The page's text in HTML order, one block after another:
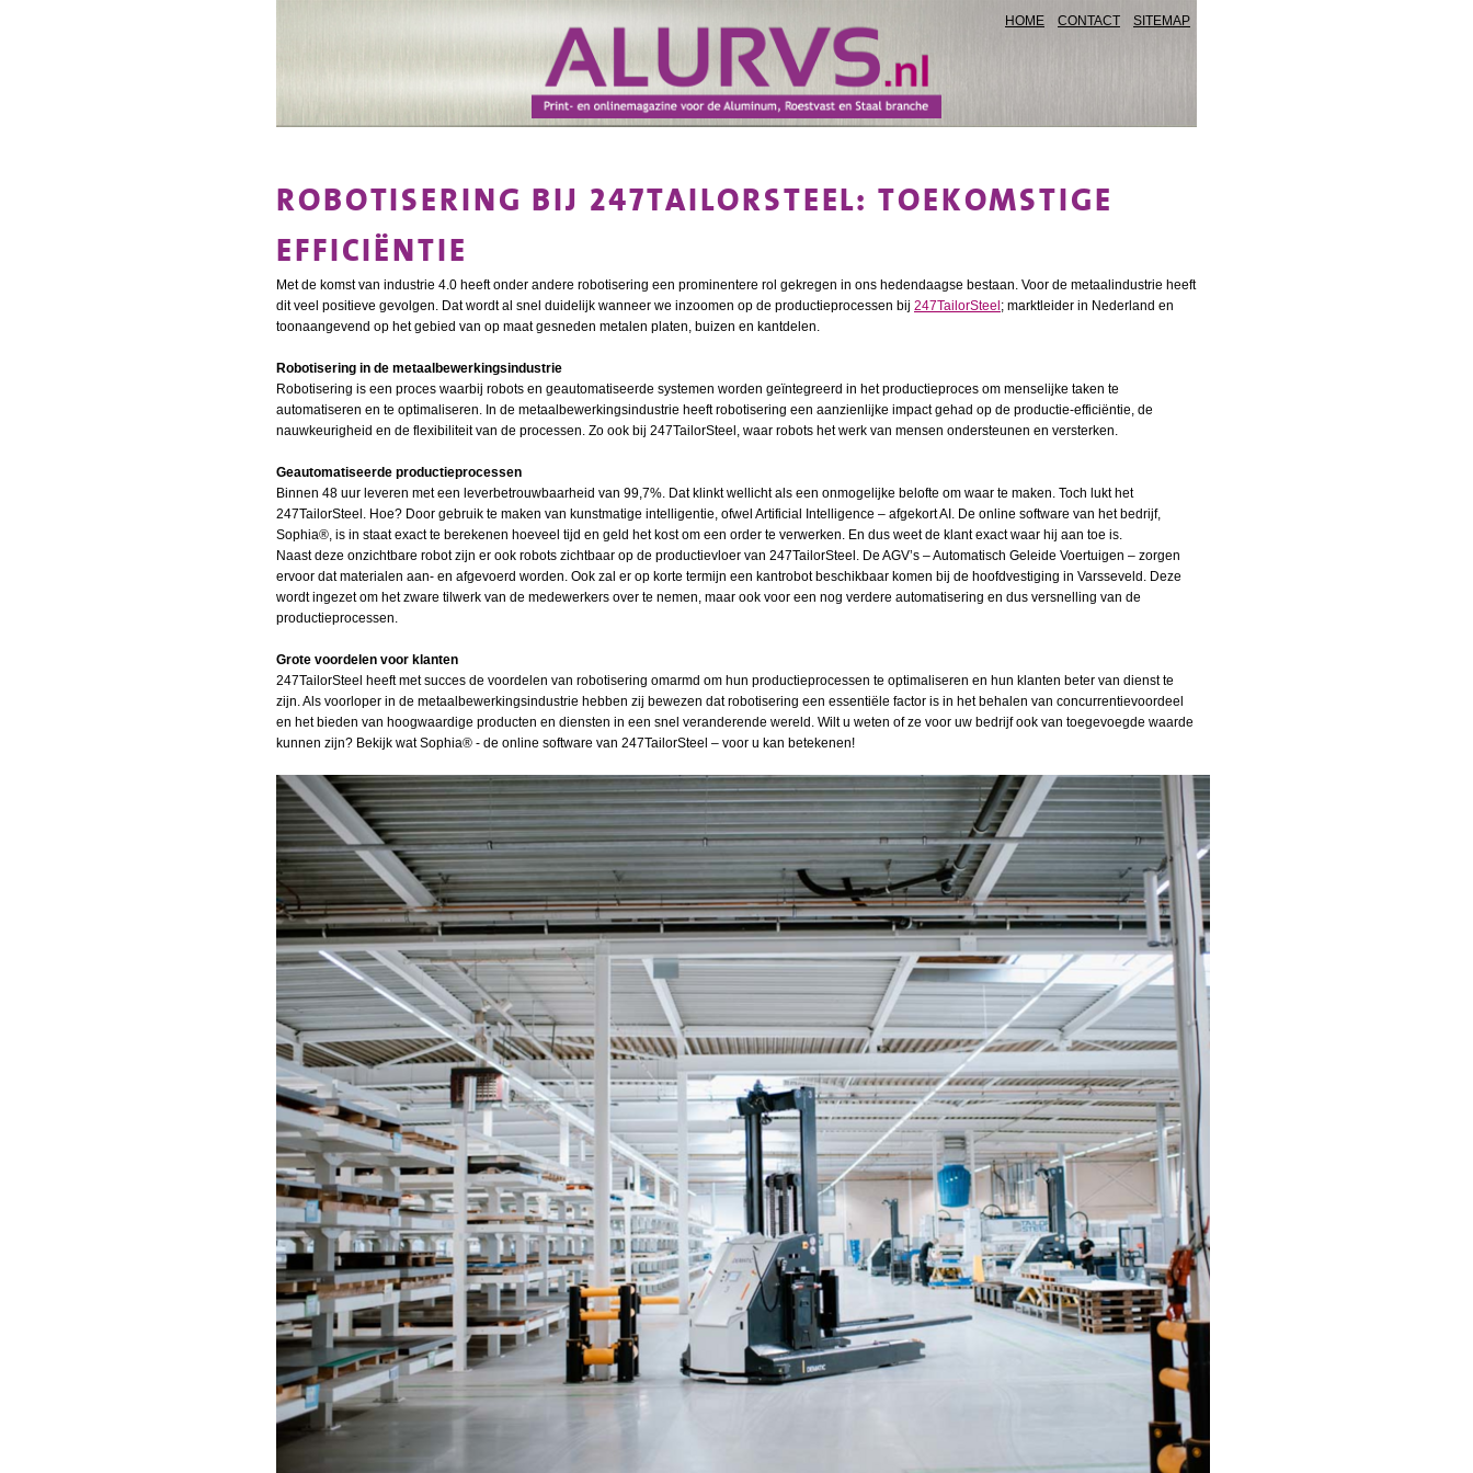
HOME CONTACT SITEMAP
ROBOTISERING BIJ 247TAILORSTEEL: TOEKOMSTIGE
EFFICIËNTIE
Met de komst van industrie 4.0 heeft onder andere robotisering een prominentere rol gekregen in ons hedendaagse bestaan. Voor de metaalindustrie heeft
dit veel positieve gevolgen. Dat wordt al snel duidelijk wanneer we inzoomen op de productieprocessen bij 247TailorSteel ; marktleider in Nederland en
toonaangevend op het gebied van op maat gesneden metalen platen, buizen en kantdelen.
Robotisering in de metaalbewerkingsindustrie
Robotisering is een proces waarbij robots en geautomatiseerde systemen worden geïntegreerd in het productieproces om menselijke taken te
automatiseren en te optimaliseren. In de metaalbewerkingsindustrie heeft robotisering een aanzienlijke impact gehad op de productie-efficiëntie, de
nauwkeurigheid en de flexibiliteit van de processen. Zo ook bij 247TailorSteel, waar robots het werk van mensen ondersteunen en versterken.
Geautomatiseerde productieprocessen
Binnen 48 uur leveren met een leverbetrouwbaarheid van 99,7%. Dat klinkt wellicht als een onmogelijke belofte om waar te maken. Toch lukt het
247TailorSteel. Hoe? Door gebruik te maken van kunstmatige intelligentie, ofwel Artificial Intelligence – afgekort AI. De online software van het bedrijf,
Sophia®, is in staat exact te berekenen hoeveel tijd en geld het kost om een order te verwerken. En dus weet de klant exact waar hij aan toe is.
Naast deze onzichtbare robot zijn er ook robots zichtbaar op de productievloer van 247TailorSteel. De AGV’s – Automatisch Geleide Voertuigen – zorgen
ervoor dat materialen aan- en afgevoerd worden. Ook zal er op korte termijn een kantrobot beschikbaar komen bij de hoofdvestiging in Varsseveld. Deze
wordt ingezet om het zware tilwerk van de medewerkers over te nemen, maar ook voor een nog verdere automatisering en dus versnelling van de
productieprocessen.
Grote voordelen voor klanten
247TailorSteel heeft met succes de voordelen van robotisering omarmd om hun productieprocessen te optimaliseren en hun klanten beter van dienst te
zijn. Als voorloper in de metaalbewerkingsindustrie hebben zij bewezen dat robotisering een essentiële factor is in het behalen van concurrentievoordeel
en het bieden van hoogwaardige producten en diensten in een snel veranderende wereld. Wilt u weten of ze voor uw bedrijf ook van toegevoegde waarde
kunnen zijn? Bekijk wat Sophia® - de online software van 247TailorSteel – voor u kan betekenen!